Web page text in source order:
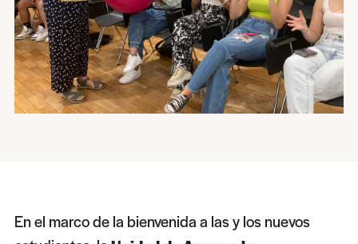
En el marco de la bienvenida a las y los nuevos